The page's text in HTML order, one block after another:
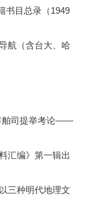
书目总录（1949
航（含台大、哈
舶司提举考论——
汇编》第一辑出
三种明代地理文